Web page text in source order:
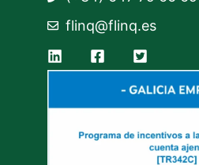
flinq@flinq.es